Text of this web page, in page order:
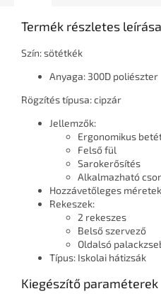
Termék részletes leírása
Szín: sötétkék
Anyaga: 300D poliészter
Rögzítés típusa: cipzár
Jellemzők:
Ergonomikus
Felső fül
Sarokerősítés
Alkalmazható
Hozzávetőleges
Rekeszek:
2 rekeszes
Belső szervező
Oldalsó
Típus: Iskolai hátizsák
Kiegészítő paraméterek